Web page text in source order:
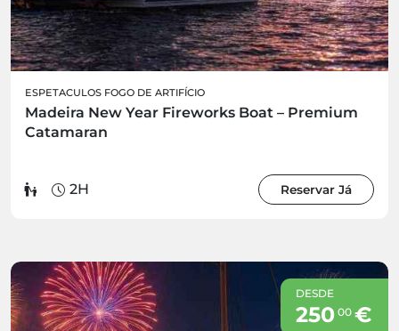
ESPETACULOS FOGO DE ARTIFÍCIO
Madeira New Year Fireworks Boat – Premium
Catamaran
2H Reservar Já
DESDE
250 00€